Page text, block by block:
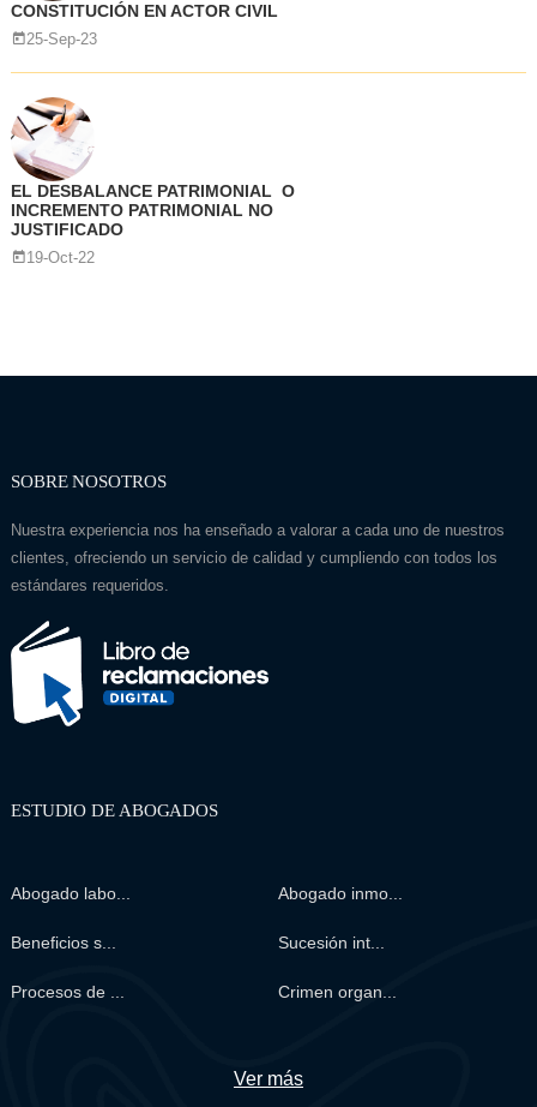
CONSTITUCIÓN EN ACTOR CIVIL
25-Sep-23
EL DESBALANCE PATRIMONIAL O
INCREMENTO PATRIMONIAL NO
JUSTIFICADO
19-Oct-22
SOBRE NOSOTROS
Nuestra experiencia nos ha enseñado a valorar a cada uno de nuestros
clientes, ofreciendo un servicio de calidad y cumpliendo con todos los
estándares requeridos.
ESTUDIO DE ABOGADOS
Abogado labo... Abogado inmo...
Beneficios s... Sucesión int...
Procesos de ... Crimen organ...
Ver más